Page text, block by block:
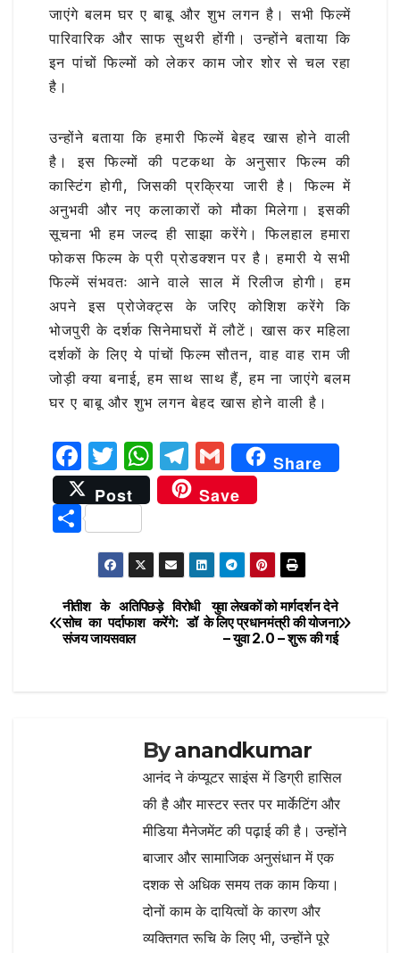
जाएंगे बलम घर ए बाबू और शुभ लगन है। सभी फिल्में
पारिवारिक और साफ सुथरी होंगी। उन्होंने बताया कि
इन पांचों फिल्मों को लेकर काम जोर शोर से चल रहा
है।
उन्होंने बताया कि हमारी फिल्में बेहद खास होने वाली
है। इस फिल्मों की पटकथा के अनुसार फिल्म की
कास्टिंग होगी, जिसकी प्रक्रिया जारी है। फिल्म में
अनुभवी और नए कलाकारों को मौका मिलेगा। इसकी
सूचना भी हम जल्द ही साझा करेंगे। फिलहाल हमारा
फोकस फिल्म के प्री प्रोडक्शन पर है। हमारी ये सभी
फिल्में संभवतः आने वाले साल में रिलीज होगी। हम
अपने इस प्रोजेक्ट्स के जरिए कोशिश करेंगे कि
भोजपुरी के दर्शक सिनेमाघरों में लौटें। खास कर महिला
दर्शकों के लिए ये पांचों फिल्म सौतन, वाह वाह राम जी
जोड़ी क्या बनाई, हम साथ साथ हैं, हम ना जाएंगे बलम
घर ए बाबू और शुभ लगन बेहद खास होने वाली है।
F
a
c
e
b
o
o
k
T
w
it
te
r
W
h
at
A
p
p
T
el
e
ra
m
G
m
ai
Share
Post
Save
S
h
ar
e
Post
navigation
युवा लेखकों को मार्गदर्शन देने
के लिए प्रधानमंत्री की योजना
– युवा 2.0 – शुरू की गई
नीतीश के अतिपिछड़े विरोधी
सोच का पर्दाफाश करेंगे: डॉ
संजय जायसवाल
Byanandkumar
आनंद ने कंप्यूटर साइंस में डिग्री हासिल
की है और मास्टर स्तर पर मार्केटिंग और
मीडिया मैनेजमेंट की पढ़ाई की है। उन्होंने
बाजार और सामाजिक अनुसंधान में एक
दशक से अधिक समय तक काम किया।
दोनों काम के दायित्वों के कारण और
व्यक्तिगत रूचि के लिए भी, उन्होंने पूरे